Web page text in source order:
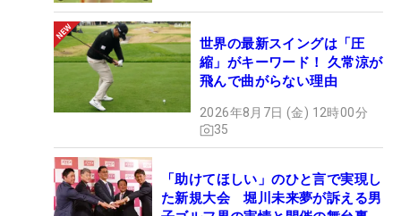
世界の最新スイングは「圧
縮」がキーワード！ 久常涼が
飛んで曲がらない理由
2026年8月7日 (金) 12時00分
35
「助けてほしい」のひと言で実現し
た新規大会 堀川未来夢が訴える男